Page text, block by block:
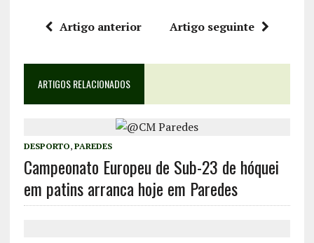
Artigo anterior Artigo seguinte
ARTIGOS RELACIONADOS
DESPORTO, PAREDES
Campeonato Europeu de Sub-23 de hóquei
em patins arranca hoje em Paredes